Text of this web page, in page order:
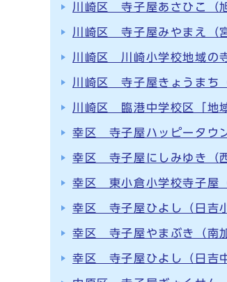
川崎区 寺子屋あさひこ（
川崎区 寺子屋みやまえ（
川崎区 川崎小学校地域の
川崎区 寺子屋きょうまち
川崎区 臨港中学校区「地
幸区 寺子屋ハッピータウ
幸区 寺子屋にしみゆき（
幸区 東小倉小学校寺子屋
幸区 寺子屋ひよし（日吉
幸区 寺子屋やまぶき（南
幸区 寺子屋ひよし（日吉